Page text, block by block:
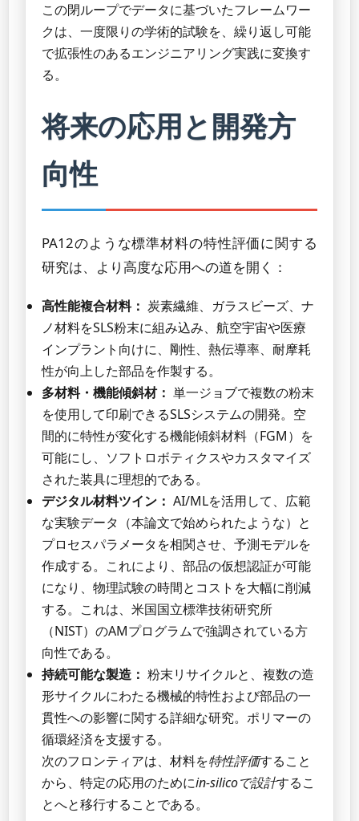
この閉ループでデータに基づいたフレームワー
クは、一度限りの学術的試験を、繰り返し可能
で拡張性のあるエンジニアリング実践に変換す
る。
将来の応用と開発方
向性
PA12のような標準材料の特性評価に関する
研究は、より高度な応用への道を開く：
高性能複合材料： 炭素繊維、ガラスビーズ、ナ
ノ材料をSLS粉末に組み込み、航空宇宙や医療
インプラント向けに、剛性、熱伝導率、耐摩耗
性が向上した部品を作製する。
多材料・機能傾斜材： 単一ジョブで複数の粉末
を使用して印刷できるSLSシステムの開発。空
間的に特性が変化する機能傾斜材料（FGM）を
可能にし、ソフトロボティクスやカスタマイズ
された装具に理想的である。
デジタル材料ツイン： AI/MLを活用して、広範
な実験データ（本論文で始められたような）と
プロセスパラメータを相関させ、予測モデルを
作成する。これにより、部品の仮想認証が可能
になり、物理試験の時間とコストを大幅に削減
する。これは、米国国立標準技術研究所
（NIST）のAMプログラムで強調されている方
向性である。
持続可能な製造： 粉末リサイクルと、複数の造
形サイクルにわたる機械的特性および部品の一
貫性への影響に関する詳細な研究。ポリマーの
循環経済を支援する。
次のフロンティアは、材料を特性評価すること
から、特定の応用のためにin-silicoで設計するこ
とへと移行することである。